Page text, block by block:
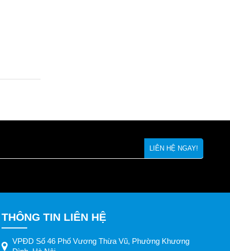
THÔNG TIN LIÊN HỆ
VPĐD Số 46 Phố Vương Thừa Vũ, Phường Khương